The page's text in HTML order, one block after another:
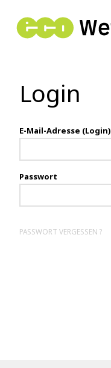
Login
E-Mail-Adresse (Login)
Passwort
PASSWORT VERGESSEN ?